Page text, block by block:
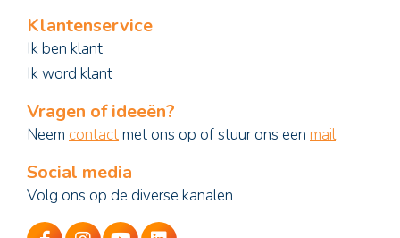
Klantenservice
Ik ben klant
Ik word klant
Vragen of ideeën?
Neem contactmet ons op of stuur ons een mail.
Social media
Volg ons op de diverse kanalen